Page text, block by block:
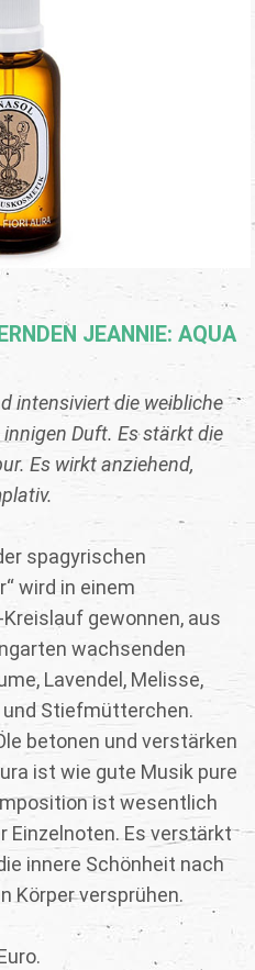
JEANNIE: AQUA
intensiviert die weibliche
Duft. Es stärkt die
Es wirkt anziehend,
spagyrischen
wird in einem
gewonnen, aus
wachsenden
Lavendel, Melisse,
und Stiefmütterchen.
betonen und verstärken
ist wie gute Musik pure
ist wesentlich
Einzelnoten. Es verstärkt
innere Schönheit nach
Körper versprühen.